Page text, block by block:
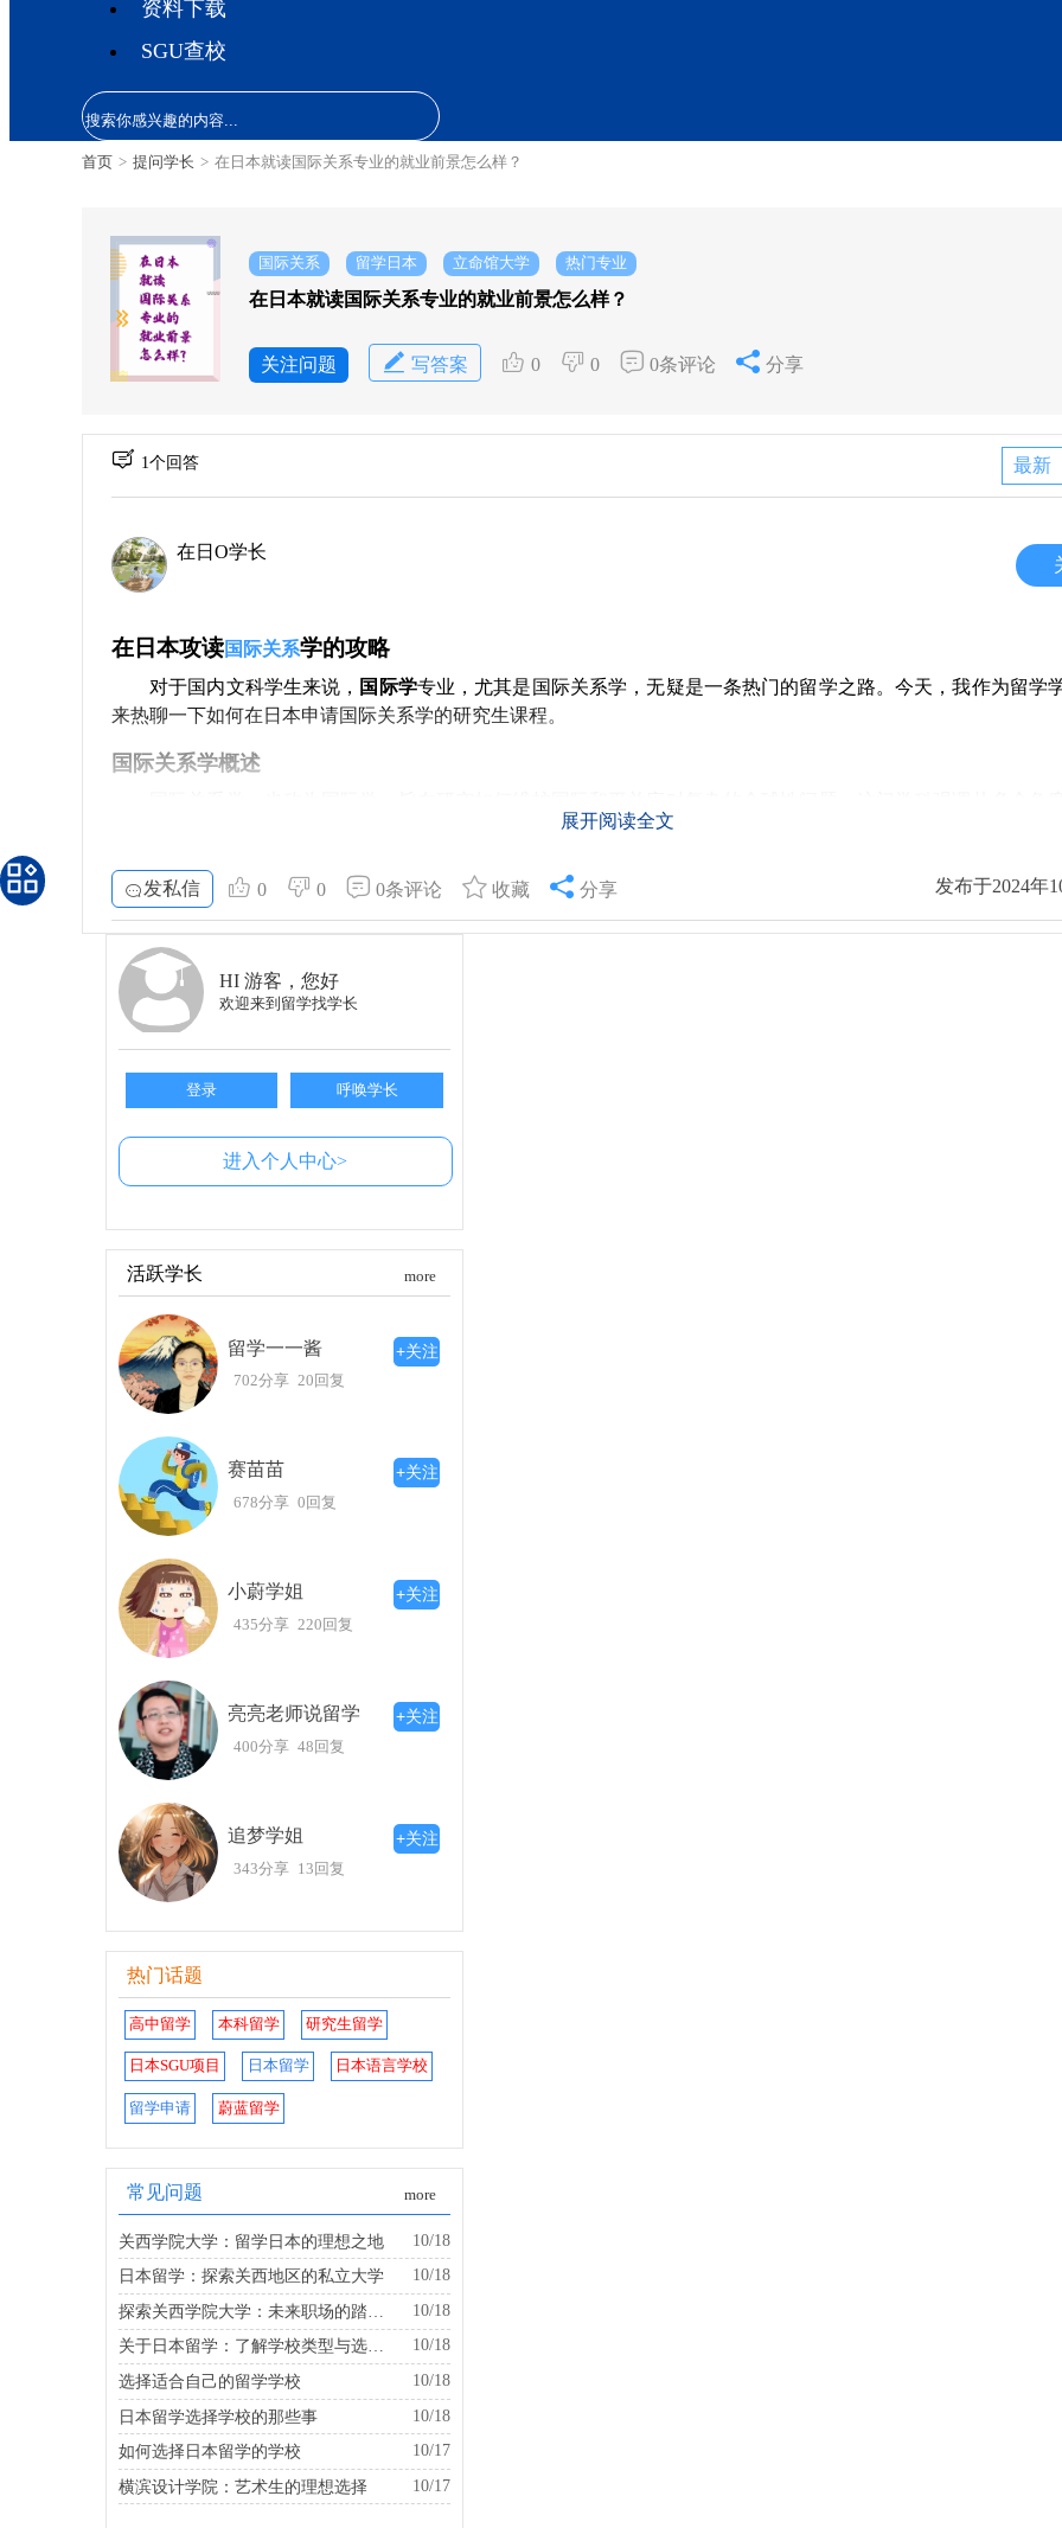
资料下载
SGU查校
首页 > 提问学长 > 在日本就读国际关系专业的就业前景怎么样？
国际关系 留学日本 立命馆大学 热门专业
在日本就读国际关系专业的就业前景怎么样？
关注问题 写答案 0 0 0条评论 分享
1个回答 最新
在日O学长
在日本攻读国际关系学的攻略
对于国内文科学生来说， 国际学专业，尤其是国际关系学，无疑是一条热门的留学之路。今天，我作为留学
来热聊一下如何在日本申请国际关系学的研究生课程。
国际关系学概述
家间的关系，涉及政治、经济、社会和文化等领域。它不仅是一门学术课程，更是公共政策的重要组成部分。国
野。
课程与研究方向
国际关系学的课程设置非常全面，主要集中在国家间的外交关系和相关事务上。核心学科包括政治学、历史
人文学科，如地理学等。在日本的大学院，国际关系学融合了多种课程，涵盖公共政策、国际事务、政治制度、
与选举等重要主题。
如果你考虑报考，很多日本大学提供国际学的研究生课程。例如，
公共政策大学院下设多个分支，其中包括国际政策方向，涵盖国际关系的相关内容。而
交，尤其是中日关系的探讨。
修士考试要求
方面，通常需要参加学校的内测。对于筑波大学而言，托福要求IBT成绩至少为79分，托业需达到730分，或者雅
上，让你具备报考资格。
此外，虽然文科专业会相对宽松，但拥有一定的社会学、政治学或世界史背景尤为重要。如果你的本科背景与
系学有所不同，比如理工类，那么提前辅修这些相关知识能够为你的研究生学习打下坚实基础。
如何选择途径
对于日语水平尚欠自信的同学，可以考虑先参加语言学校的一年课程，再去报考大学院。不过，这样可能会浪
时在国内进行出愿报考，这样便可以更高效地实现目标。
一些留学机构，比如
蔚蓝留学，提供1对1的专业指导，帮助学生与志愿校的老师直接联系，更精准地准备报
线上课程让你在国内大学阶段就可以提前准备，节省时间与费用。
对于有志于在国际关系学领域发展的同学，建议从大一时期就开始关注留学信息与相应准备，尤其是语言能力
与学术基础的积累。无论你是想转专业还是初次接触，如果能做到有的放矢，未来的留学生活一定会更加顺利。
希望这些分享能对准备申请日本大学院的你有所帮助！如有更多疑问，随时讨论哦：
展开阅读全文
发私信 0 0 0条评论 收藏 分享 发布于2024年
HI 游客，您好
欢迎来到留学找学长
登录 呼唤学长
进入个人中心>
活跃学长 more
留学一一酱 +关注
702分享 20回复
赛苗苗 +关注
678分享 0回复
小蔚学姐 +关注
435分享 220回复
亮亮老师说留学 +关注
400分享 48回复
追梦学姐 +关注
343分享 13回复
热门话题
高中留学 本科留学 研究生留学
日本SGU项目 日本留学 日本语言学校
留学申请 蔚蓝留学
常见问题 more
关西学院大学：留学日本的理想之地
10/18
日本留学：探索关西地区的私立大学
10/18
10/18
关于日本留学：了解学校类型与选择的建议
10/18
选择适合自己的留学学校
10/18
日本留学选择学校的那些事
10/18
如何选择日本留学的学校
10/17
横滨设计学院：艺术生的理想选择
10/17